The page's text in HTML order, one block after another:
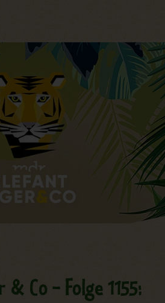
Co - Folge 1155: